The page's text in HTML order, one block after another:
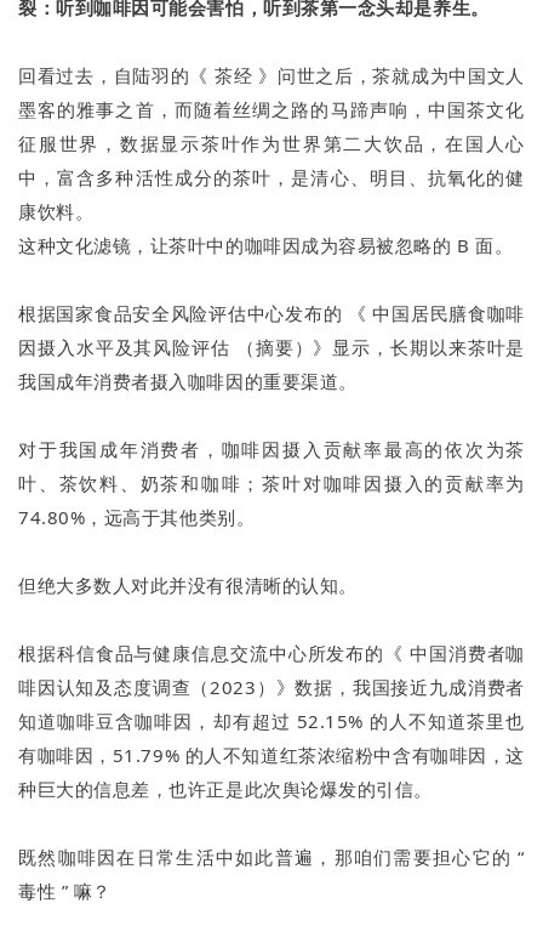
裂：听到咖啡因可能会害怕，听到茶第一念头却是养生。
回看过去，自陆羽的《 茶经 》问世之后，茶就成为中国文人
墨客的雅事之首，而随着丝绸之路的马蹄声响，中国茶文化
征服世界，数据显示茶叶作为世界第二大饮品，在国人心
中，富含多种活性成分的茶叶，是清心、明目、抗氧化的健
康饮料。
这种文化滤镜，让茶叶中的咖啡因成为容易被忽略的 B 面。
根据国家食品安全风险评估中心发布的 《 中国居民膳食咖啡
因摄入水平及其风险评估 （摘要）》显示，长期以来茶叶是
我国成年消费者摄入咖啡因的重要渠道。
对于我国成年消费者，咖啡因摄入贡献率最高的依次为茶
叶、茶饮料、奶茶和咖啡；茶叶对咖啡因摄入的贡献率为
74.80%，远高于其他类别。
但绝大多数人对此并没有很清晰的认知。
根据科信食品与健康信息交流中心所发布的《 中国消费者咖
啡因认知及态度调查（2023）》数据，我国接近九成消费者
知道咖啡豆含咖啡因，却有超过 52.15% 的人不知道茶里也
有咖啡因，51.79% 的人不知道红茶浓缩粉中含有咖啡因，这
种巨大的信息差，也许正是此次舆论爆发的引信。
既然咖啡因在日常生活中如此普遍，那咱们需要担心它的 “
毒性 ” 嘛？